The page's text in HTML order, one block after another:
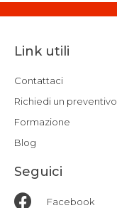
Link utili
Contattaci
Richiedi un preventivo
Formazione
Blog
Seguici
Facebook